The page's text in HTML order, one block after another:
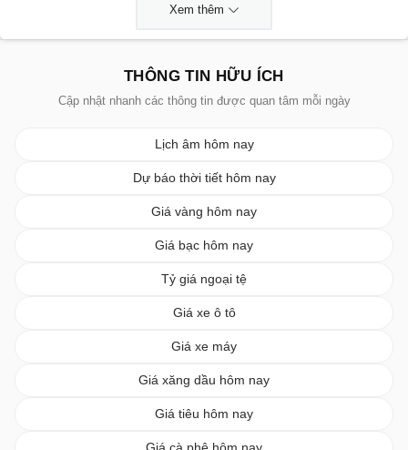
Xem thêm
THÔNG TIN HỮU ÍCH
Cập nhật nhanh các thông tin được quan tâm mỗi ngày
Lịch âm hôm nay
Dự báo thời tiết hôm nay
Giá vàng hôm nay
Giá bạc hôm nay
Tỷ giá ngoại tệ
Giá xe ô tô
Giá xe máy
Giá xăng dầu hôm nay
Giá tiêu hôm nay